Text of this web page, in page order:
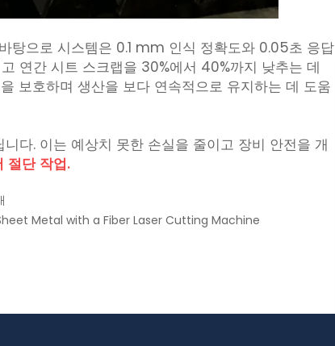
탕으로 시스템은 0.1 mm 인식 정확도와 0.05초 응답
연간 시트 스크랩을 30%에서 40%까지 낮추는 데
보호하며 생산을 보다 연속적으로 유지하는 데 도움
다. 이는 예상치 못한 손실을 줄이고 장비 안전을 개
절단 작업.
Metal with a Fiber Laser Cutting Machine